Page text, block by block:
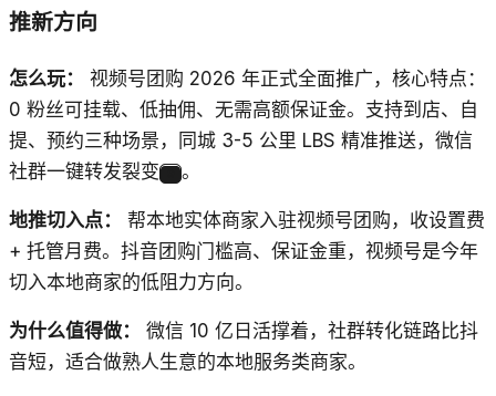
推新方向
怎么玩：
视频号团购 2026 年正式全面推广，核心特点：
0 粉丝可挂载、低抽佣、无需高额保证金。支持到店、自
提、预约三种场景，同城 3-5 公里 LBS 精准推送，微信
社群一键转发裂变
。
地推切入点：
帮本地实体商家入驻视频号团购，收设置费
+ 托管月费。抖音团购门槛高、保证金重，视频号是今年
切入本地商家的低阻力方向。
为什么值得做：
微信 10 亿日活撑着，社群转化链路比抖
音短，适合做熟人生意的本地服务类商家。